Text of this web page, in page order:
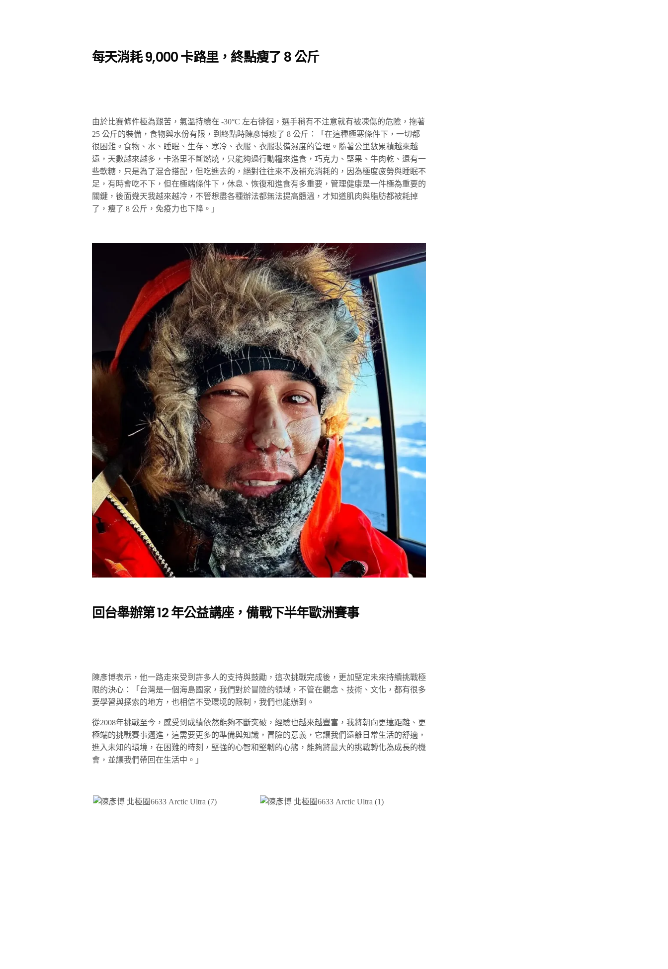
每天消耗 9,000 卡路里，終點瘦了 8 公斤
由於比賽條件極為艱苦，氣溫持續在 -30°C 左右徘徊，選手稍有不注意就有被凍傷的危險，拖著
25 公斤的裝備，食物與水份有限，到終點時陳彥博瘦了 8 公斤：「在這種極寒條件下，一切都
很困難。食物、水、睡眠、生存、寒冷、衣服、衣服裝備濕度的管理。隨著公里數累積越來越
遠，天數越來越多，卡洛里不斷燃燒，只能夠過行動糧來進食，巧克力、堅果、牛肉乾、還有一
些軟糖，只是為了混合搭配，但吃進去的，絕對往往來不及補充消耗的，因為極度疲勞與睡眠不
足，有時會吃不下，但在極端條件下，休息、恢復和進食有多重要，管理健康是一件極為重要的
關鍵，後面幾天我越來越冷，不管想盡各種辦法都無法提高體溫，才知道肌肉與脂肪都被耗掉
了，瘦了 8 公斤，免疫力也下降。」
回台舉辦第 12 年公益講座，備戰下半年歐洲賽事
陳彥博表示，他一路走來受到許多人的支持與鼓勵，這次挑戰完成後，更加堅定未來持續挑戰極
限的決心：「台灣是一個海島國家，我們對於冒險的領域，不管在觀念、技術、文化，都有很多
要學習與探索的地方，也相信不受環境的限制，我們也能辦到。
從2008年挑戰至今，感受到成績依然能夠不斷突破，經驗也越來越豐富，我將朝向更遠距離、更
極端的挑戰賽事邁進，這需要更多的準備與知識，冒險的意義，它讓我們遠離日常生活的舒適，
進入未知的環境，在困難的時刻，堅強的心智和堅韌的心態，能夠將最大的挑戰轉化為成長的機
會，並讓我們帶回在生活中。」